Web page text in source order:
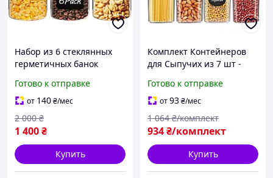
Набор из 6 стеклянных
герметичных банок
деревянной крышкой,
круглые контейнеры для
хранения продуктов
Готово к отправке
от 140₴/мес
1 400₴
2 000 ₴
Купить
Комплект Контейнеров
для Сыпучих из 7 шт -
ОРИГИНАЛ ТМ Comshop
Готово к отправке
от93₴/мес
934₴/комплект
1 064 ₴/комплект
Купить